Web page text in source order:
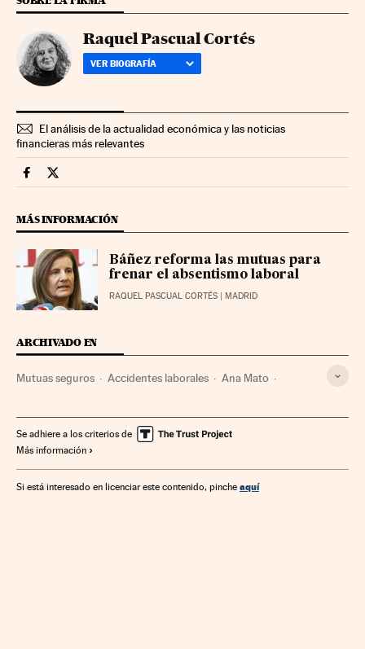
Raquel Pascual Cortés
VER BIOGRAFÍA
El análisis de la actualidad económica y las noticias
financieras más relevantes
Economia Cinco Días en Facebook
Economia Cinco Días en Twitter
MÁS INFORMACIÓN
Báñez reforma las mutuas para
frenar el absentismo laboral
RAQUEL PASCUAL CORTÉS | MADRID
ARCHIVADO EN
Mutuas seguros Accidentes laborales Ana Mato
Siniestralidad laboral Enfermedades laborales
Seguridad laboral Sanidad Condiciones trabajo
Se adhiere a los criterios de
Más información
Si está interesado en licenciar este contenido, pinche aquí